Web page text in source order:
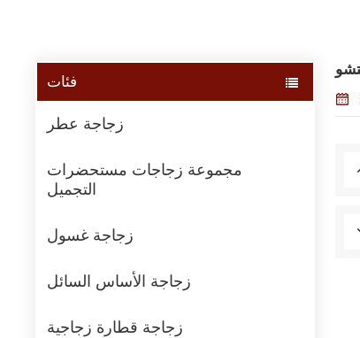
فئات
زجاجة عطر
مجموعة زجاجات مستحضرات
التجميل
زجاجة غسول
زجاجة الأساس السائل
زجاجة قطارة زجاجية